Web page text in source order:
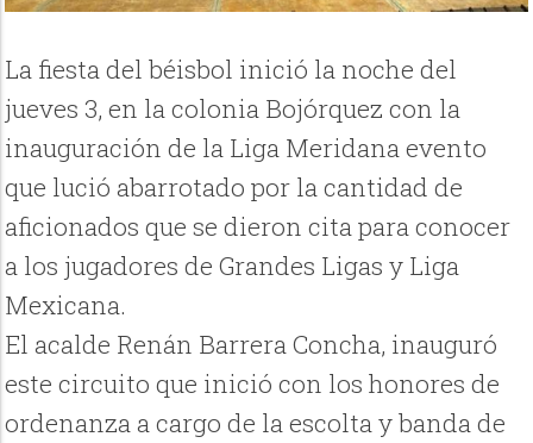
La fiesta del béisbol inició la noche del
jueves 3, en la colonia Bojórquez con la
inauguración de la Liga Meridana evento
que lució abarrotado por la cantidad de
aficionados que se dieron cita para conocer
a los jugadores de Grandes Ligas y Liga
Mexicana.
El acalde Renán Barrera Concha, inauguró
este circuito que inició con los honores de
ordenanza a cargo de la escolta y banda de